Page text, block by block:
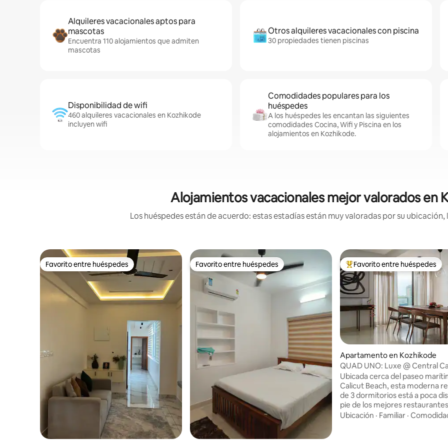
Alquileres vacacionales aptos para
mascotas
Encuentra 110 alojamientos que admiten
mascotas
Otros alquileres vacacionales con piscina
30 propiedades tienen piscinas
Disponibilidad de wifi
460 alquileres vacacionales en Kozhikode
incluyen wifi
Comodidades populares para los
huéspedes
A los huéspedes les encantan las siguientes
comodidades Cocina, Wifi y Piscina en los
alojamientos en Kozhikode.
Alojamientos vacacionales mejor valorados en
Los huéspedes están de acuerdo: estas estadías están muy valoradas por su
Favorito entre huéspedes
Favorito entre huéspedes Favorito entre huéspedes
Favorito entre huéspedes Favorito entre huéspedes
Favorito entre huéspedes
Apartamento en Kozhikode
QUAD UNO: Luxe @ Central
Ubicada cerca del paseo
Calicut Beach, esta moderna
de 3 dormitorios está a poca
pie de los mejores
de la ciudad. Cuenta con
Ubicación · Familiar ·